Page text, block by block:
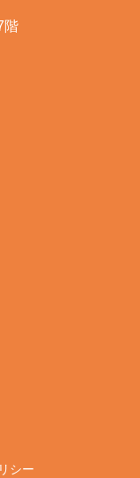
階
シー